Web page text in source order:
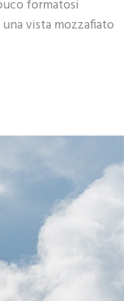
formatosi
vista mozzafiato